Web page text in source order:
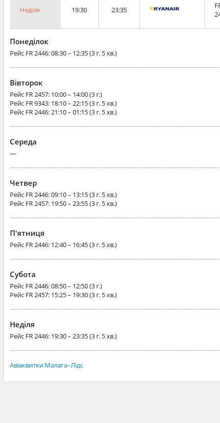
Неділя 19:30 23:35
Понеділок
Рейс FR 2446: 08:30 – 12:35 (3 г. 5 хв.)
Вівторок
Рейс FR 2457: 10:00 – 14:00 (3 г.)
Рейс FR 9343: 18:10 – 22:15 (3 г. 5 хв.)
Рейс FR 2446: 21:10 – 01:15 (3 г. 5 хв.)
Середа
—
Четвер
Рейс FR 2446: 09:10 – 13:15 (3 г. 5 хв.)
Рейс FR 2457: 19:50 – 23:55 (3 г. 5 хв.)
П'ятниця
Рейс FR 2446: 12:40 – 16:45 (3 г. 5 хв.)
Субота
Рейс FR 2446: 08:50 – 12:50 (3 г.)
Рейс FR 2457: 15:25 – 19:30 (3 г. 5 хв.)
Неділя
Рейс FR 2446: 19:30 – 23:35 (3 г. 5 хв.)
Авіаквитки Малага–Лідс